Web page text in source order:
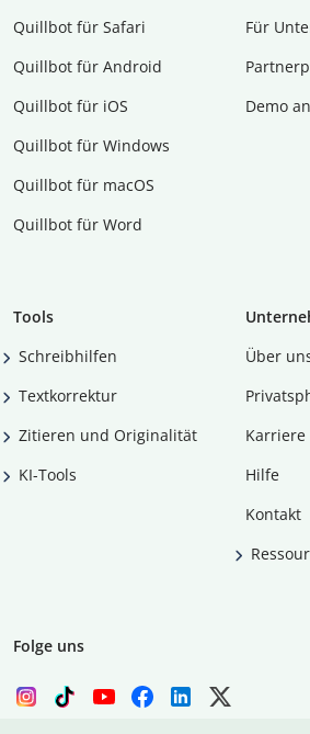
Quillbot für Safari
Quillbot für Android
Quillbot für iOS
Quillbot für Windows
Quillbot für macOS
Quillbot für Word
Für
Demo
Tools
Schreibhilfen
Textkorrektur
Zitieren und Originalität
KI-Tools
Über
Karriere
Hilfe
Kontakt
Folge uns